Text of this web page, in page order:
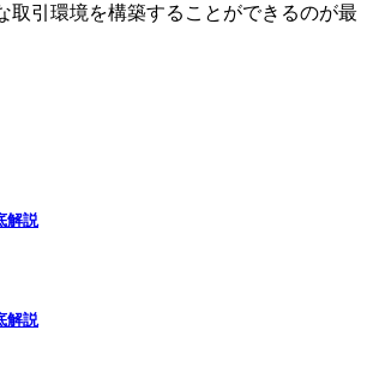
取引環境を構築することができるのが最
解説
解説